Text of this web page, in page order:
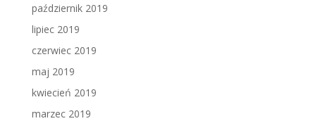
październik 2019
lipiec 2019
czerwiec 2019
maj 2019
kwiecień 2019
marzec 2019